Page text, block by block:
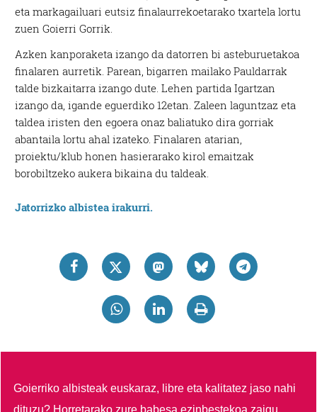
eta markagailuari eutsiz finalaurrekoetarako txartela lortu
zuen Goierri Gorrik.
Azken kanporaketa izango da datorren bi asteburuetakoa
finalaren aurretik. Parean, bigarren mailako Pauldarrak
talde bizkaitarra izango dute. Lehen partida Igartzan
izango da, igande eguerdiko 12etan. Zaleen laguntzaz eta
taldea iristen den egoera onaz baliatuko dira gorriak
abantaila lortu ahal izateko. Finalaren atarian,
proiektu/klub honen hasierarako kirol emaitzak
borobiltzeko aukera bikaina du taldeak.
Jatorrizko albistea irakurri.
Goierriko albisteak euskaraz, libre eta kalitatez jaso nahi